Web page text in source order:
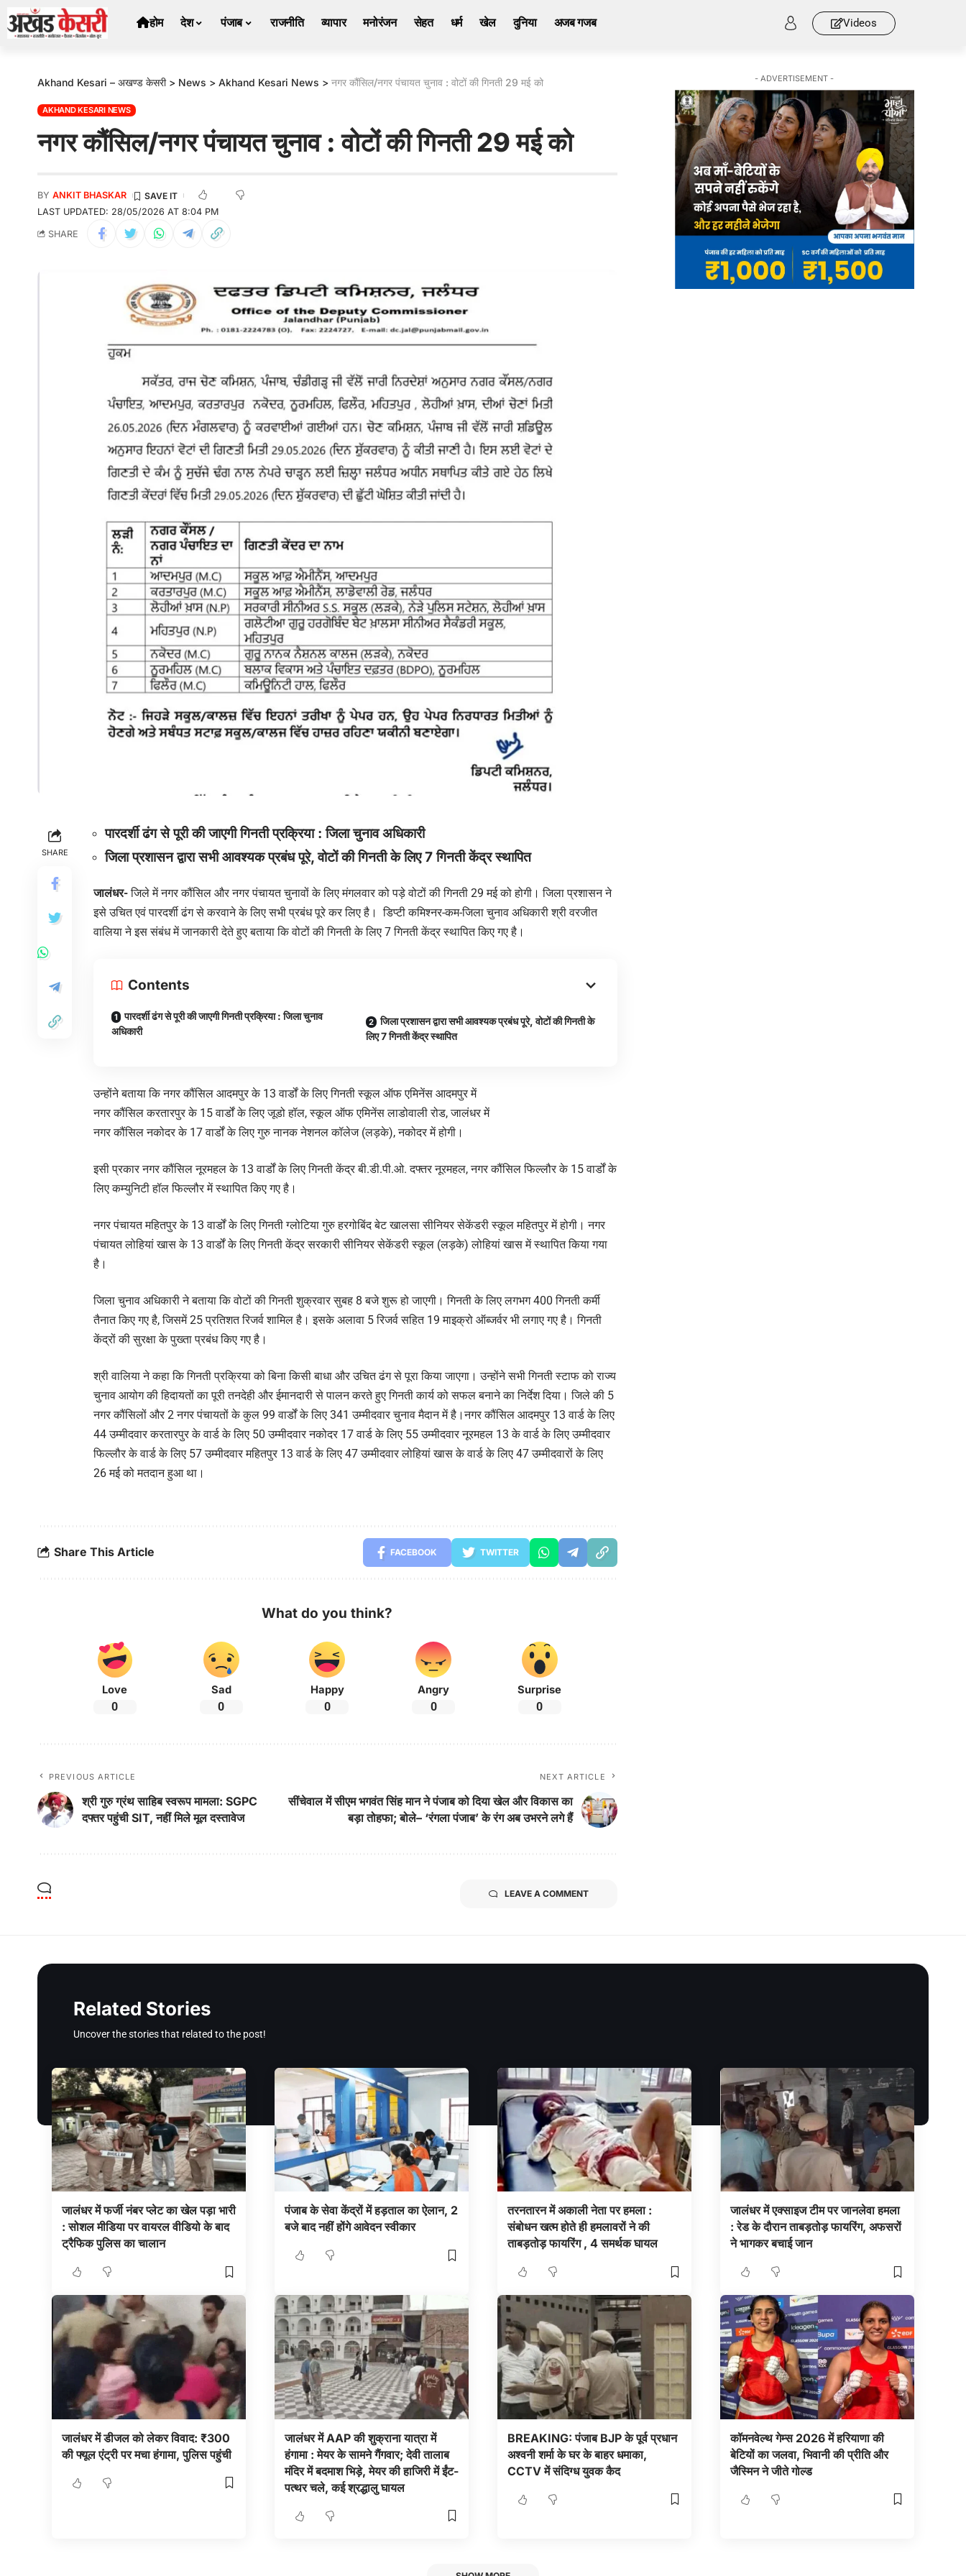
होम देश पंजाब राजनीति व्यापार मनोरंजन सेहत धर्म खेल दुनिया अजब गजब Videos
Akhand Kesari – अखण्ड केसरी> News > Akhand Kesari News > नगर कौंसिल/नगर पंचायत चुनाव : वोटों की गिनती 29 मई को
AKHAND KESARI NEWS
नगर कौंसिल/नगर पंचायत चुनाव : वोटों की गिनती 29 मई को
LAST UPDATED: 28/05/2026 AT 8:04 PM
BY ANKIT BHASKAR
SHARE
SHARE
पारदर्शी ढंग से पूरी की जाएगी गिनती प्रक्रिया : जिला चुनाव अधिकारी
जिला प्रशासन द्वारा सभी आवश्यक प्रबंध पूरे, वोटों की गिनती के लिए 7 गिनती केंद्र स्थापित
जालंधर-जिले में नगर कौंसिल और नगर पंचायत चुनावों के लिए मंगलवार को पड़े वोटों की गिनती 29 मई को होगी। जिला प्रशासन ने
इसे उचित एवं पारदर्शी ढंग से करवाने के लिए सभी प्रबंध पूरे कर लिए है। डिप्टी कमिश्नर-कम-जिला चुनाव अधिकारी श्री वरजीत
वालिया ने इस संबंध में जानकारी देते हुए बताया कि वोटों की गिनती के लिए 7 गिनती केंद्र स्थापित किए गए है।
Contents
पारदर्शी ढंग से पूरी की जाएगी गिनती प्रक्रिया : जिला चुनाव
अधिकारी
जिला प्रशासन द्वारा सभी आवश्यक प्रबंध पूरे, वोटों की गिनती के
लिए 7 गिनती केंद्र स्थापित
उन्होंने बताया कि नगर कौंसिल आदमपुर के 13 वार्डों के लिए गिनती स्कूल ऑफ एमिनेंस आदमपुर में
नगर कौंसिल करतारपुर के 15 वार्डों के लिए जूडो हॉल, स्कूल ऑफ एमिनेंस लाडोवाली रोड, जालंधर में
नगर कौंसिल नकोदर के 17 वार्डों के लिए गुरु नानक नेशनल कॉलेज (लड़के), नकोदर में होगी।
इसी प्रकार नगर कौंसिल नूरमहल के 13 वार्डों के लिए गिनती केंद्र बी.डी.पी.ओ. दफ्तर नूरमहल, नगर कौंसिल फिल्लौर के 15 वार्डों के
लिए कम्युनिटी हॉल फिल्लौर में स्थापित किए गए है।
नगर पंचायत महितपुर के 13 वार्डों के लिए गिनती ग्लोटिया गुरु हरगोबिंद बेट खालसा सीनियर सेकेंडरी स्कूल महितपुर में होगी। नगर
पंचायत लोहियां खास के 13 वार्डों के लिए गिनती केंद्र सरकारी सीनियर सेकेंडरी स्कूल (लड़के) लोहियां खास में स्थापित किया गया
है।
जिला चुनाव अधिकारी ने बताया कि वोटों की गिनती शुक्रवार सुबह 8 बजे शुरू हो जाएगी। गिनती के लिए लगभग 400 गिनती कर्मी
तैनात किए गए है, जिसमें 25 प्रतिशत रिजर्व शामिल है। इसके अलावा 5 रिजर्व सहित 19 माइक्रो ऑब्जर्वर भी लगाए गए है। गिनती
केंद्रों की सुरक्षा के पुख्ता प्रबंध किए गए है।
श्री वालिया ने कहा कि गिनती प्रक्रिया को बिना किसी बाधा और उचित ढंग से पूरा किया जाएगा। उन्होंने सभी गिनती स्टाफ को राज्य
चुनाव आयोग की हिदायतों का पूरी तनदेही और ईमानदारी से पालन करते हुए गिनती कार्य को सफल बनाने का निर्देश दिया। जिले की 5
नगर कौंसिलों और 2 नगर पंचायतों के कुल 99 वार्डों के लिए 341 उम्मीदवार चुनाव मैदान में है।नगर कौंसिल आदमपुर 13 वार्ड के लिए
44 उम्मीदवार करतारपुर के वार्ड के लिए 50 उम्मीदवार नकोदर 17 वार्ड के लिए 55 उम्मीदवार नूरमहल 13 के वार्ड के लिए उम्मीदवार
फिल्लौर के वार्ड के लिए 57 उम्मीदवार महितपुर 13 वार्ड के लिए 47 उम्मीदवार लोहियां खास के वार्ड के लिए 47 उम्मीदवारों के लिए
26 मई को मतदान हुआ था।
Share This Article FACEBOOK TWITTER
What do you think?
Love
0
Sad
0
Happy
0
Angry
0
Surprise
0
PREVIOUS ARTICLE
श्री गुरु ग्रंथ साहिब स्वरूप मामला: SGPC
दफ्तर पहुंची SIT, नहीं मिले मूल दस्तावेज
NEXT ARTICLE
सींचेवाल में सीएम भगवंत सिंह मान ने पंजाब को दिया खेल और विकास का
बड़ा तोहफा; बोले– ‘रंगला पंजाब’ के रंग अब उभरने लगे हैं
LEAVE A COMMENT
- ADVERTISEMENT -
Related Stories
Uncover the stories that related to the post!
जालंधर में फर्जी नंबर प्लेट का खेल पड़ा भारी
: सोशल मीडिया पर वायरल वीडियो के बाद
ट्रैफिक पुलिस का चालान
पंजाब के सेवा केंद्रों में हड़ताल का ऐलान, 2
बजे बाद नहीं होंगे आवेदन स्वीकार
तरनतारन में अकाली नेता पर हमला :
संबोधन खत्म होते ही हमलावरों ने की
ताबड़तोड़ फायरिंग , 4 समर्थक घायल
जालंधर में एक्साइज टीम पर जानलेवा हमला
: रेड के दौरान ताबड़तोड़ फायरिंग, अफसरों
ने भागकर बचाई जान
जालंधर में डीजल को लेकर विवाद: ₹300
की फ्यूल एंट्री पर मचा हंगामा, पुलिस पहुंची
जालंधर में AAP की शुक्राना यात्रा में
हंगामा : मेयर के सामने गैंगवार; देवी तालाब
मंदिर में बदमाश भिड़े, मेयर की हाजिरी में ईंट-
पत्थर चले, कई श्रद्धालु घायल
BREAKING: पंजाब BJP के पूर्व प्रधान
अश्वनी शर्मा के घर के बाहर धमाका,
CCTV में संदिग्ध युवक कैद
कॉमनवेल्थ गेम्स 2026 में हरियाणा की
बेटियों का जलवा, भिवानी की प्रीति और
जैस्मिन ने जीते गोल्ड